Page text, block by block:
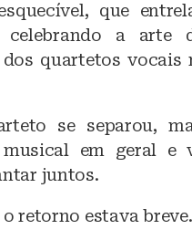
que
celebrando a arte
quartetos vocais
se separou,
em geral e
juntos.
retorno estava breve.